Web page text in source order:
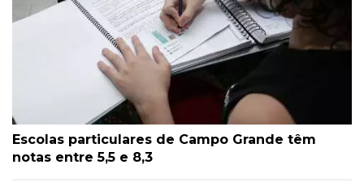
Escolas particulares de Campo Grande têm
notas entre 5,5 e 8,3